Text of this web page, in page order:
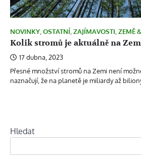
NOVINKY,OSTATNÍ,ZAJÍMAVOSTI,ZEMĚ
Kolik stromů je aktuálně na
17 dubna, 2023
Přesné množství stromů na Zemi není
naznačují, že na planetě je miliardy až
příspěvky
Hledat